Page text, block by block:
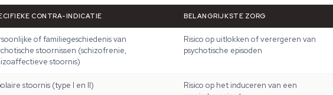
CONTRA-INDICATIE BELANGRIJKSTE ZORG
of familiegeschiedenis van
stoornissen (schizofrenie,
stoornis)
Risico op uitlokken of verergeren van
psychotische episoden
stoornis (type I en II)
Risico op het induceren van een